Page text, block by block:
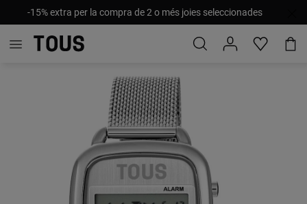
-15% extra per la compra de 2 o més joies seleccionades